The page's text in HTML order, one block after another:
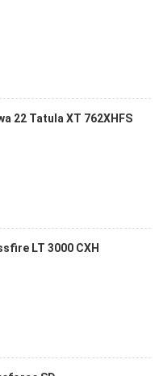
2khúc Daiwa 22 Tatula XT 762XHFS
LT 3000 CXH